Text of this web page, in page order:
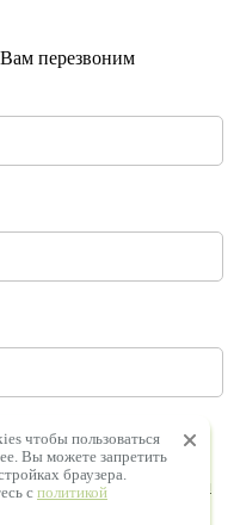
чтобы пользоваться
Вы можете запретить
браузера.
с политикой
перезвоним
данныхи
конфиденциальности
конфиденциальности